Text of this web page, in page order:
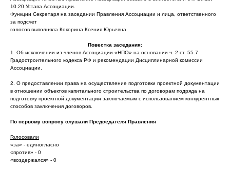
10.20 Устава Ассоциации.
Функции Секретаря на заседании Правления Ассоциации и лица, ответственного
за подсчет
голосов выполняла Кокорина Ксения Юрьевна.
Повестка заседания:
1. Об исключении из членов Ассоциации «НПО» на основании ч. 2 ст. 55.7
Градостроительного кодекса РФ и рекомендации Дисциплинарной комиссии
Ассоциации.
2. О предоставлении права на осуществление подготовки проектной документации
в отношении объектов капитального строительства по договорам подряда на
подготовку проектной документации заключаемым с использованием конкурентных
способов заключения договоров.
По первому вопросу слушали Председателя Правления
Голосовали
«за» - единогласно
«против» - 0
«воздержался» - 0